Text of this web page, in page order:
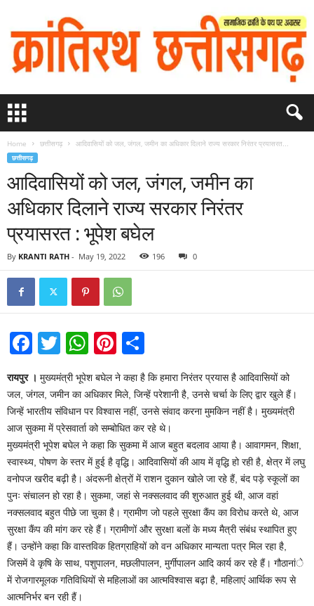
Home छत्तीसगढ़ आदिवासियों को जल, जंगल, जमीन का अधिकार दिलाने राज्य सरकार निरंतर प्रयासरत...
छत्तीसगढ़
आदिवासियों को जल, जंगल, जमीन का
अधिकार दिलाने राज्य सरकार निरंतर
प्रयासरत : भूपेश बघेल
By KRANTI RATH - May 19, 2022 196 0
F
c
e
b
o
o
k
T
tt
er
W
at
s
A
p
p
Pi
nt
er
e
st
h
ar
e
रायपुर । मुख्यमंत्री भूपेश बघेल ने कहा है कि हमारा निरंतर प्रयास है आदिवासियों को
जल, जंगल, जमीन का अधिकार मिले, जिन्हें परेशानी है, उनसे चर्चा के लिए द्वार खुले हैं।
जिन्हें भारतीय संविधान पर विश्वास नहीं, उनसे संवाद करना मुमकिन नहीं है। मुख्यमंत्री
आज सुकमा में प्रेसवार्ता को सम्बोधित कर रहे थे।
मुख्यमंत्री भूपेश बघेल ने कहा कि सुकमा में आज बहुत बदलाव आया है। आवागमन, शिक्षा,
स्वास्थ्य, पोषण के स्तर में हुई है वृद्धि। आदिवासियों की आय में वृद्धि हो रही है, क्षेत्र में लघु
वनोपज खरीद बढ़ी है। अंदरूनी क्षेत्रों में राशन दुकान खोले जा रहे हैं, बंद पड़े स्कूलों का
पुनः संचालन हो रहा है। सुकमा, जहां से नक्सलवाद की शुरुआत हुई थी, आज वहां
नक्सलवाद बहुत पीछे जा चुका है। ग्रामीण जो पहले सुरक्षा कैंप का विरोध करते थे, आज
सुरक्षा कैंप की मांग कर रहे हैं। ग्रामीणों और सुरक्षा बलों के मध्य मैत्री संबंध स्थापित हुए
हैं। उन्होंने कहा कि वास्तविक हितग्राहियों को वन अधिकार मान्यता पत्र मिल रहा है,
जिसमें वे कृषि के साथ, पशुपालन, मछलीपालन, मुर्गीपालन आदि कार्य कर रहे हैं। गौठानांे
में रोजगारमूलक गतिविधियों से महिलाओं का आत्मविश्वास बढ़ा है, महिलाएं आर्थिक रूप से
आत्मनिर्भर बन रही हैं।